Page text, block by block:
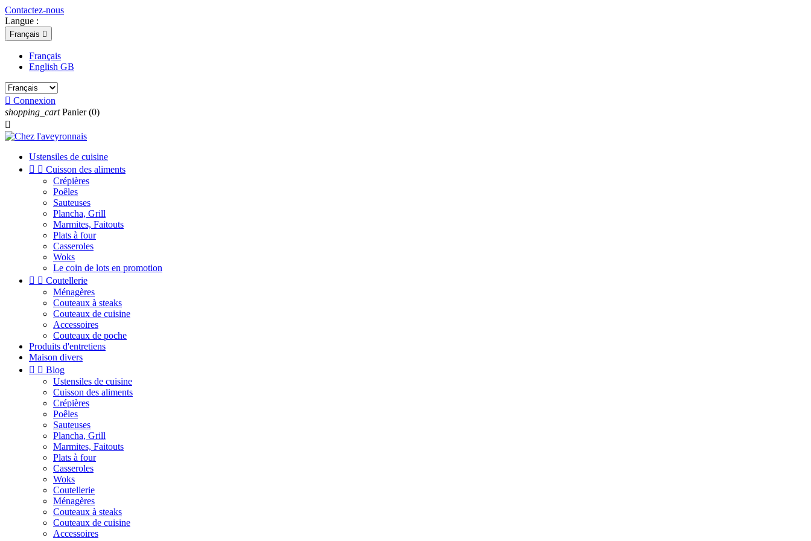
Contactez-nous
Langue :
Français 
Français
English GB
 Connexion
shopping_cart Panier (0)

Ustensiles de cuisine
  Cuisson des aliments
Crépières
Poêles
Sauteuses
Plancha, Grill
Marmites, Faitouts
Plats à four
Casseroles
Woks
Le coin de lots en promotion
  Coutellerie
Ménagères
Couteaux à steaks
Couteaux de cuisine
Accessoires
Couteaux de poche
Produits d'entretiens
Maison divers
  Blog
Ustensiles de cuisine
Cuisson des aliments
Crépières
Poêles
Sauteuses
Plancha, Grill
Marmites, Faitouts
Plats à four
Casseroles
Woks
Coutellerie
Ménagères
Couteaux à steaks
Couteaux de cuisine
Accessoires